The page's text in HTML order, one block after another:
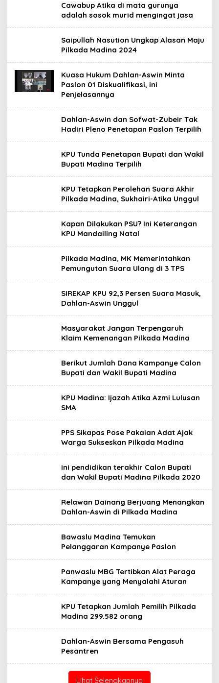
Cawabup Atika di mata gurunya
adalah sosok murid mengingat jasa
Saipullah Nasution Ungkap Alasan Maju
Pilkada Madina 2024
Kuasa Hukum Dahlan-Aswin Minta
Paslon 01 Diskualifikasi, ini
Penjelasannya
Dahlan-Aswin dan Sofwat-Zubeir Tak
Hadiri Pleno Penetapan Paslon Terpilih
KPU Tunda Penetapan Bupati dan Wakil
Bupati Madina Terpilih
KPU Tetapkan Perolehan Suara Akhir
Pilkada Madina, Sukhairi-Atika Unggul
Kapan Dilakukan PSU? Ini Keterangan
KPU Mandailing Natal
Pilkada Madina, MK Memerintahkan
Pemungutan Suara Ulang di 3 TPS
SIREKAP KPU 92,3 Persen Suara Masuk,
Dahlan-Aswin Unggul
Masyarakat Jangan Terpengaruh
Klaim Kemenangan Pilkada Madina
Berikut Jumlah Dana Kampanye Calon
Bupati dan Wakil Bupati Madina
KPU Madina: Ijazah Atika Azmi Lulusan
SMA
PPS Sikapas Pose Pakaian Adat Ajak
Warga Sukseskan Pilkada Madina
ini pendidikan terakhir Calon Bupati
dan Wakil Bupati Madina Pilkada 2020
Relawan Dainang Berjuang Menangkan
Dahlan-Aswin di Pilkada Madina
Bawaslu Madina Temukan
Pelanggaran Kampanye Paslon
Panwaslu MBG Tertibkan Alat Peraga
Kampanye yang Menyalahi Aturan
KPU Tetapkan Jumlah Pemilih Pilkada
Madina 299.582 orang
Dahlan-Aswin Bersama Pengasuh
Pesantren
Lihat Selengkapnya